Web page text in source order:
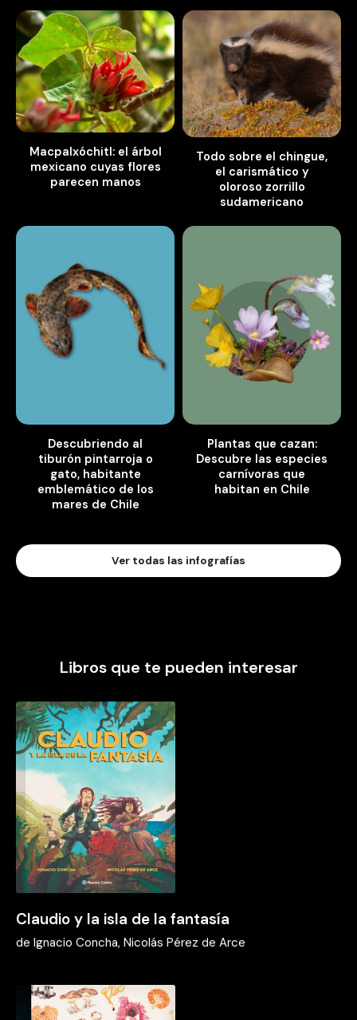
Macpalxóchitl: el árbol
mexicano cuyas flores
parecen manos
Todo sobre el chingue,
el carismático y
oloroso zorrillo
sudamericano
Descubriendo al
tiburón pintarroja o
gato, habitante
emblemático de los
mares de Chile
Plantas que cazan:
Descubre las especies
carnívoras que
habitan en Chile
Ver todas las infografías
Libros que te pueden interesar
Claudio y la isla de la fantasía
de Ignacio Concha, Nicolás Pérez de Arce